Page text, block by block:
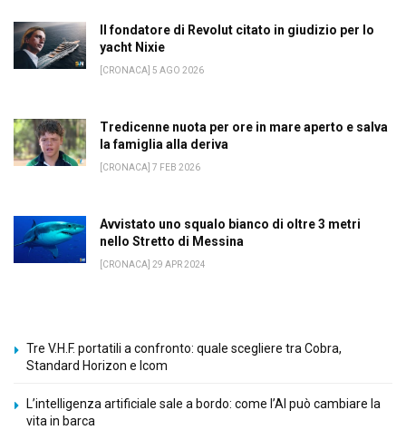
Il fondatore di Revolut citato in giudizio per lo
yacht Nixie
[CRONACA] 5 AGO 2026
Tredicenne nuota per ore in mare aperto e salva
la famiglia alla deriva
[CRONACA] 7 FEB 2026
Avvistato uno squalo bianco di oltre 3 metri
nello Stretto di Messina
[CRONACA] 29 APR 2024
Tre V.H.F. portatili a confronto: quale scegliere tra Cobra,
Standard Horizon e Icom
L’intelligenza artificiale sale a bordo: come l’AI può cambiare la
vita in barca